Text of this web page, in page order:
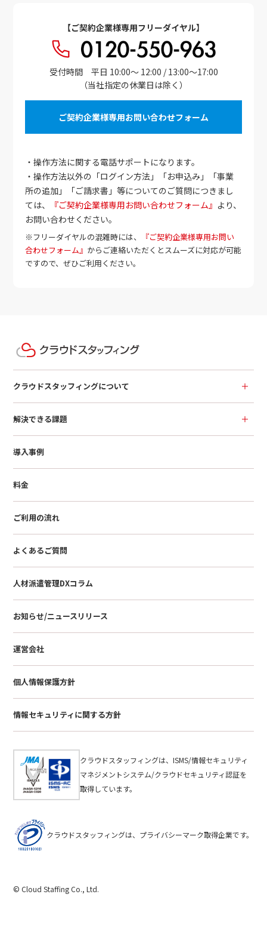
【ご契約企業様専用フリーダイヤル】
受付時間 平日 10:00～ 12:00 / 13:00～17:00
（当社指定の休業日は除く）
ご契約企業様専用お問い合わせフォーム
・操作方法に関する電話サポートになります。
・操作方法以外の「ログイン方法」「お申込み」「事業
所の追加」「ご請求書」等についてのご質問につきまし
ては、
『ご契約企業様専用お問い合わせフォーム』 より、
お問い合わせください。
※フリーダイヤルの混雑時には、
『ご契約企業様専用お問い
合わせフォーム』 からご連絡いただくとスムーズに対応が可能
ですので、ぜひご利用ください。
クラウドスタッフィングについて
解決できる課題
導入事例
料金
ご利用の流れ
よくあるご質問
人材派遣管理DXコラム
お知らせ/ニュースリリース
運営会社
個人情報保護方針
情報セキュリティに関する方針
クラウドスタッフィングは、ISMS/情報セキュリティ
マネジメントシステム/クラウドセキュリティ認証を
取得しています。
クラウドスタッフィングは、プライバシーマーク取得企業です。
© Cloud Staffing Co., Ltd.